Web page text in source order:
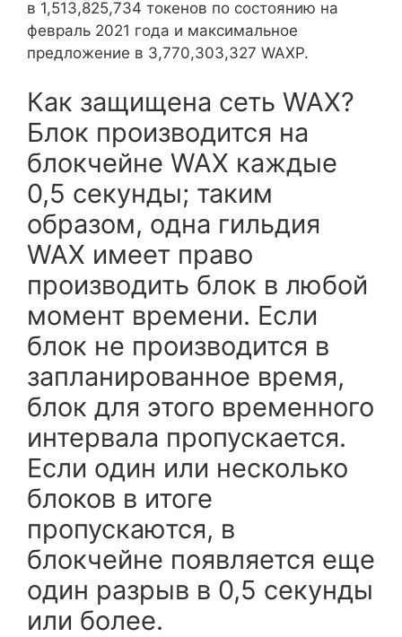
в 1,513,825,734 токенов по состоянию на
февраль 2021 года и максимальное
предложение в 3,770,303,327 WAXP.
Как защищена сеть WAX?
Блок производится на
блокчейне WAX каждые
0,5 секунды; таким
образом, одна гильдия
WAX имеет право
производить блок в любой
момент времени. Если
блок не производится в
запланированное время,
блок для этого временного
интервала пропускается.
Если один или несколько
блоков в итоге
пропускаются, в
блокчейне появляется еще
один разрыв в 0,5 секунды
или более.